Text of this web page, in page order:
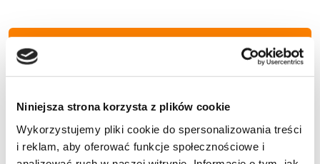
Niniejsza strona korzysta z plików cookie
Wykorzystujemy pliki cookie do spersonalizowania treści
i reklam, aby oferować funkcje społecznościowe i
AKTUALNOŚCI
EKO WIADOMOŚCI